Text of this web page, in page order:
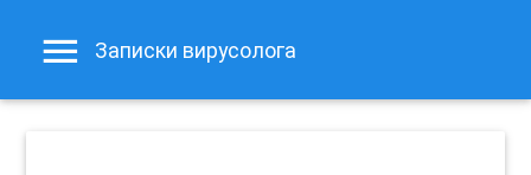
Записки вирусолога